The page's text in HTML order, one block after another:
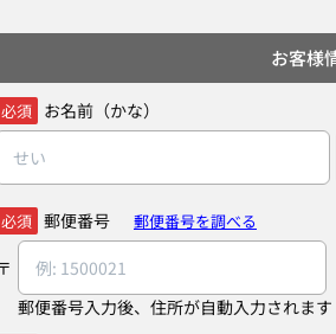
お客様
必須 お名前（かな）
必須 郵便番号 郵便番号を調べる
郵便番号入力後、住所が自動入力されます